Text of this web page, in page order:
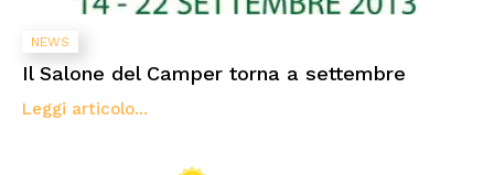
NEWS
Il Salone del Camper torna a settembre
Leggi articolo...